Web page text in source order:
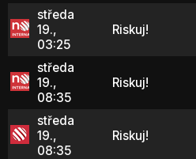
středa
19.,
03:25
Riskuj!
středa
19.,
08:35
Riskuj!
středa
19.,
08:35
Riskuj!